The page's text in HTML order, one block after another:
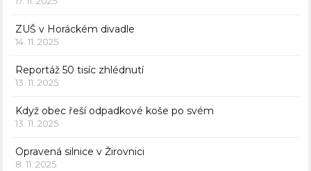
ZUŠ v Horáckém divadle
14. 11. 2025
Reportáž 50 tisíc zhlédnutí
13. 11. 2025
Když obec řeší odpadkové koše po svém
13. 11. 2025
Opravená silnice v Žirovnici
8. 11. 2025